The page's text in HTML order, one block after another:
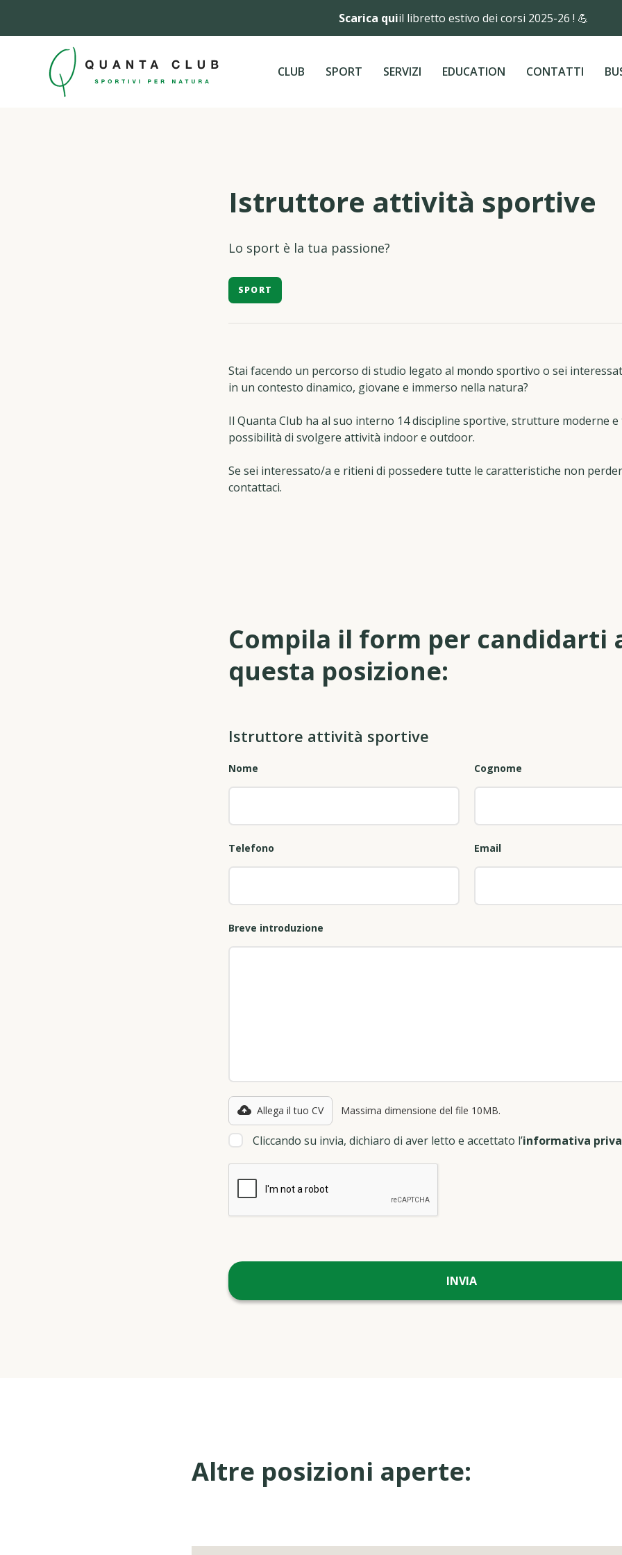
Scarica quiil libretto estivo dei corsi 2025-26 ! 💪
CLUB SPORT SERVIZI EDUCATION CONTATTI
Istruttore attività sportive
Lo sport è la tua passione?
SPORT
Stai facendo un percorso di studio legato al mondo sportivo o sei
in un contesto dinamico, giovane e immerso nella natura?
Il Quanta Club ha al suo interno 14 discipline sportive, strutture moderne
possibilità di svolgere attività indoor e outdoor.
Se sei interessato/a e ritieni di possedere tutte le caratteristiche non
contattaci.
Compila il form per candidarti
questa posizione:
Istruttore attività sportive
Nome Cognome
Telefono Email
Breve introduzione
Allega il tuo CV Massima dimensione del file 10MB.
Cliccando su invia, dichiaro di aver letto e accettato l’informativa
Altre posizioni aperte: